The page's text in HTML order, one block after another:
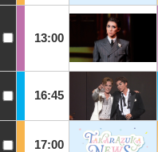
13:00
16:45
17:00